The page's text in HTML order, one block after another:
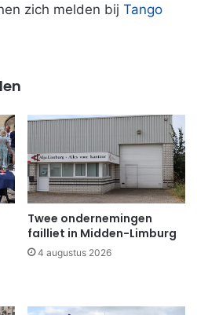
zich melden bij Tango
Twee ondernemingen
failliet in Midden-Limburg
4 augustus 2026